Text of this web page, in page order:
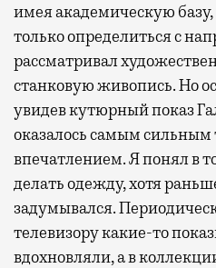
имея академическую
только определиться с
рассматривал
станковую живопись. Но
увидев кутюрный показ
оказалось самым сильным
впечатлением. Я понял в
делать одежду, хотя
задумывался.
телевизору какие-то
вдохновляли, а в